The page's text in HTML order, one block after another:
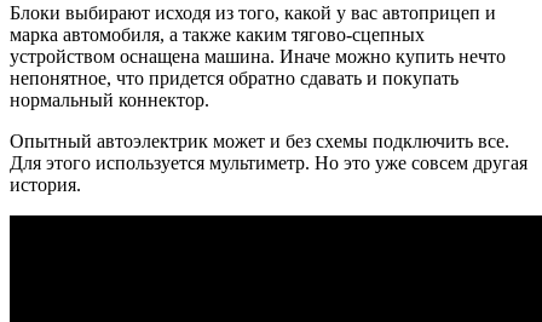
Блоки выбирают исходя из того, какой у вас автоприцеп и
марка автомобиля, а также каким тягово-сцепных
устройством оснащена машина. Иначе можно купить нечто
непонятное, что придется обратно сдавать и покупать
нормальный коннектор.
Опытный автоэлектрик может и без схемы подключить все.
Для этого используется мультиметр. Но это уже совсем другая
история.